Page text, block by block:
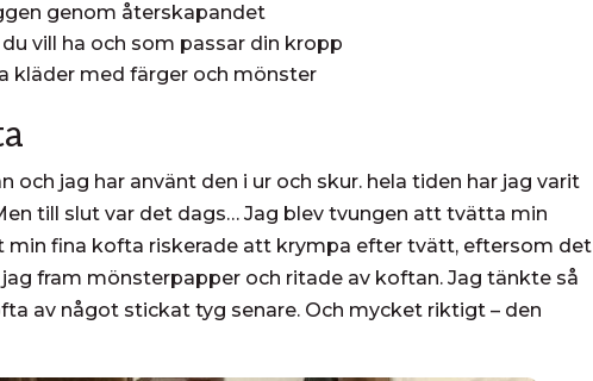
genom återskapandet
vill ha och som passar din kropp
kläder med färger och mönster
jag har använt den i ur och skur. hela tiden har jag varit
till slut var det dags… Jag blev tvungen att tvätta min
min fina kofta riskerade att krympa efter tvätt, eftersom det
fram mönsterpapper och ritade av koftan. Jag tänkte så
av något stickat tyg senare. Och mycket riktigt – den